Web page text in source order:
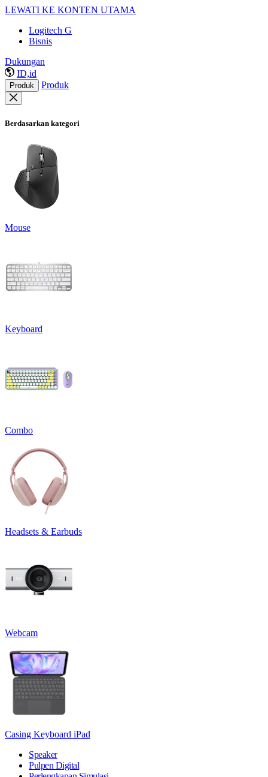
LEWATI KE KONTEN UTAMA
Logitech G
Bisnis
Dukungan
ID,id
Produk Produk
Berdasarkan kategori
Mouse
Keyboard
Combo
Headsets & Earbuds
Webcam
Casing Keyboard iPad
Speaker
Pulpen Digital